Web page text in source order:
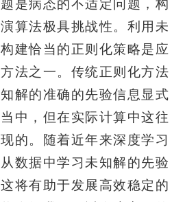
是病态的不适定问题，构
算法极具挑战性。利用未
建恰当的正则化策略是应
法之一。传统正则化方法
解的准确的先验信息显式
中，但在实际计算中这往
的。随着近年来深度学习
数据中学习未知解的先验
将有助于发展高效稳定的